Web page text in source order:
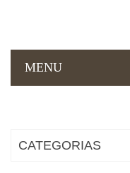
MENU
CATEGORIAS